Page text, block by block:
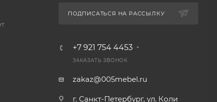
ПОДПИСАТЬСЯ НА РАССЫЛКУ
+7 921 754 4453
ЗАКАЗАТЬ ЗВОНОК
zakaz@005mebel.ru
г. Санкт-Петербург, ул. Коли